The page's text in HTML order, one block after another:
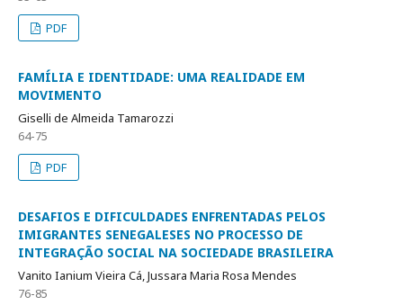
PDF
FAMÍLIA E IDENTIDADE: UMA REALIDADE EM
MOVIMENTO
Giselli de Almeida Tamarozzi
64-75
PDF
DESAFIOS E DIFICULDADES ENFRENTADAS PELOS
IMIGRANTES SENEGALESES NO PROCESSO DE
INTEGRAÇÃO SOCIAL NA SOCIEDADE BRASILEIRA
Vanito Ianium Vieira Cá, Jussara Maria Rosa Mendes
76-85